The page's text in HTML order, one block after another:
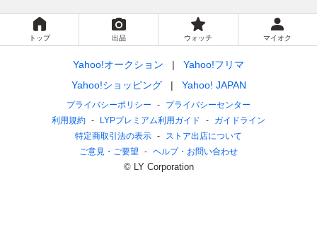
トップ 出品 ウォッチ マイオク
Yahoo!オークション
Yahoo!フリマ
Yahoo!ショッピング
Yahoo! JAPAN
プライバシーポリシー
プライバシーセンター
利用規約
LYPプレミアム利用ガイド
ガイドライン
特定商取引法の表示
ストア出店について
ご意見・ご要望
ヘルプ・お問い合わせ
© LY Corporation